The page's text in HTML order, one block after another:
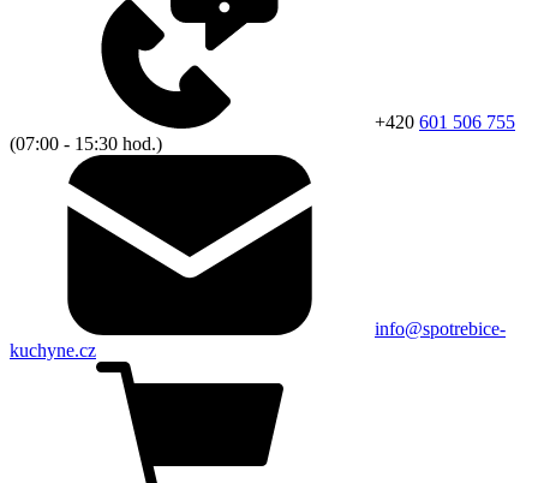
+420 601 506 755
(07:00 - 15:30 hod.)
info@spotrebice-
kuchyne.cz